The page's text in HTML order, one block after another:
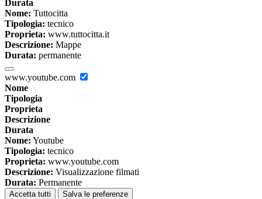
Durata
Nome: Tuttocitta
Tipologia: tecnico
Proprieta: www.tuttocitta.it
Descrizione: Mappe
Durata: permanente
www.youtube.com
Nome
Tipologia
Proprieta
Descrizione
Durata
Nome: Youtube
Tipologia: tecnico
Proprieta: www.youtube.com
Descrizione: Visualizzazione filmati
Durata: Permanente
Accetta tutti Salva le preferenze